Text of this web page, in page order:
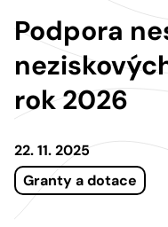
Podpora
rok 2026
22. 11. 2025
Granty a dotace